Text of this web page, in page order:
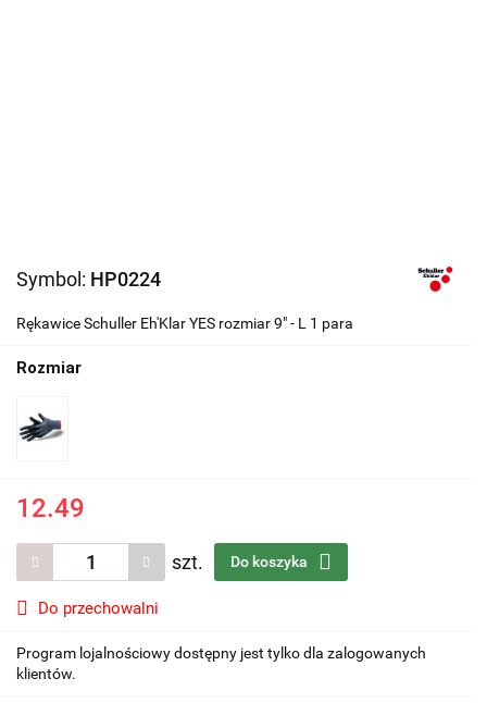
Symbol: HP0224
Rękawice Schuller Eh'Klar YES rozmiar 9" - L 1 para
Rozmiar
12.49
szt. Do koszyka
Do przechowalni
Program lojalnościowy dostępny jest tylko dla zalogowanych
klientów.